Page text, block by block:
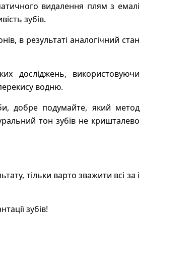
видалення плям з емалі
зубів.
в результаті аналогічний стан
досліджень, використовуючи
водню.
добре подумайте, який метод
тон зубів не кришталево
тільки варто зважити всі за і
зубів!